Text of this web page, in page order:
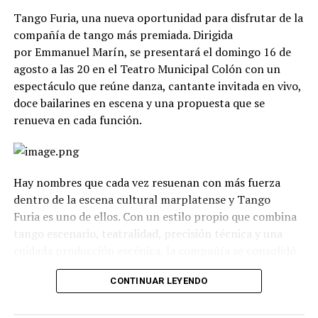
Tango Furia, una nueva oportunidad para disfrutar de la
compañía de tango más premiada. Dirigida
por Emmanuel Marín, se presentará el domingo 16 de
agosto a las 20 en el Teatro Municipal Colón con un
espectáculo que reúne danza, cantante invitada en vivo,
doce bailarines en escena y una propuesta que se
renueva en cada función.
Hay nombres que cada vez resuenan con más fuerza
dentro de la escena cultural marplatense y Tango
Furia es uno de ellos. Con un estilo propio que combina
tango escenario, teatralidad, precisión técnica y una
como uno de los grandes referentes del género en el
CONTINUAR LEYENDO